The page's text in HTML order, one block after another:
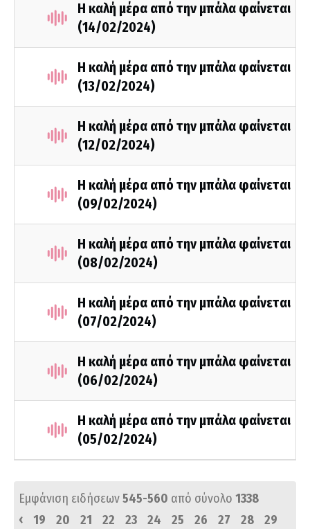
Η καλή μέρα από την μπάλα φαίνεται
(14/02/2024)
Η καλή μέρα από την μπάλα φαίνεται
(13/02/2024)
Η καλή μέρα από την μπάλα φαίνεται
(12/02/2024)
Η καλή μέρα από την μπάλα φαίνεται
(09/02/2024)
Η καλή μέρα από την μπάλα φαίνεται
(08/02/2024)
Η καλή μέρα από την μπάλα φαίνεται
(07/02/2024)
Η καλή μέρα από την μπάλα φαίνεται
(06/02/2024)
Η καλή μέρα από την μπάλα φαίνεται
(05/02/2024)
Εμφάνιση ειδήσεων545-560 από σύνολο 1338
‹
19 20 21 22 23 24 25 26 27 28
29